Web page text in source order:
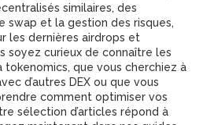
similaires, des
swap et la gestion des risques,
les dernières airdrops et
soyez curieux de connaître les
que vous cherchiez à
d’autres DEX ou que vous
comment optimiser vos
sélection d’articles répond à